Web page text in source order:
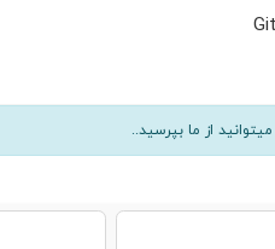
از ما بپرسید..